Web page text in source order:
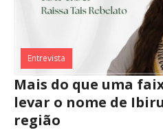
Entrevista
Mais do que uma
levar o nome de
região